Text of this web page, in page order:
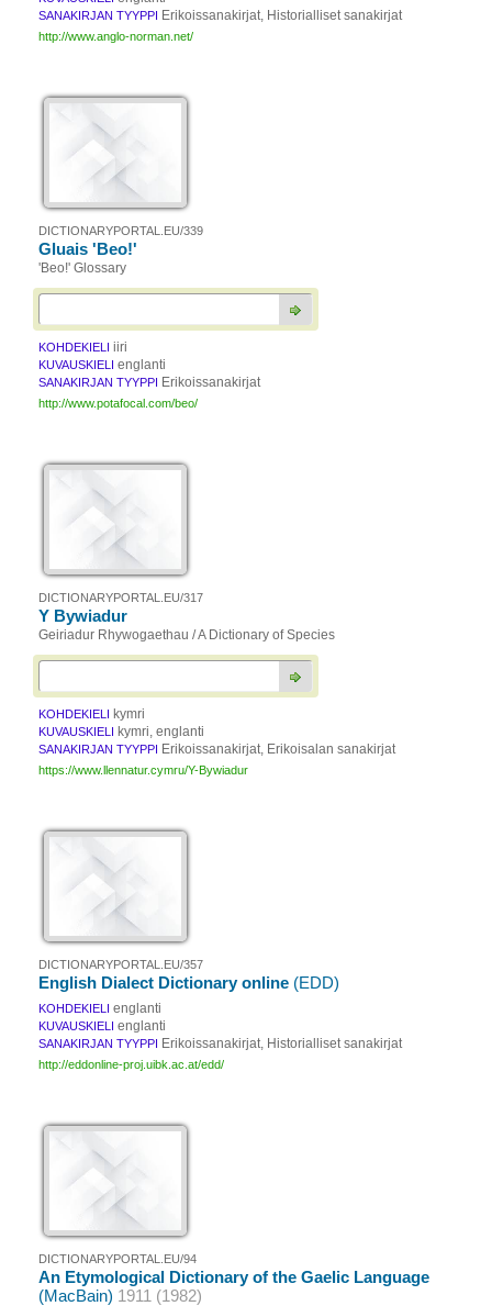
SANAKIRJAN TYYPPI Erikoissanakirjat, Historialliset sanakirjat
http://www.anglo-norman.net/
DICTIONARYPORTAL.EU/339
Gluais 'Beo!'
'Beo!' Glossary
KOHDEKIELI iiri
KUVAUSKIELI englanti
SANAKIRJAN TYYPPI Erikoissanakirjat
http://www.potafocal.com/beo/
DICTIONARYPORTAL.EU/317
Y Bywiadur
Geiriadur Rhywogaethau / A Dictionary of Species
KOHDEKIELI kymri
KUVAUSKIELI kymri, englanti
SANAKIRJAN TYYPPI Erikoissanakirjat, Erikoisalan sanakirjat
https://www.llennatur.cymru/Y-Bywiadur
DICTIONARYPORTAL.EU/357
English Dialect Dictionary online (EDD)
KOHDEKIELI englanti
KUVAUSKIELI englanti
SANAKIRJAN TYYPPI Erikoissanakirjat, Historialliset sanakirjat
http://eddonline-proj.uibk.ac.at/edd/
DICTIONARYPORTAL.EU/94
An Etymological Dictionary of the Gaelic Language
(MacBain) 1911 (1982)